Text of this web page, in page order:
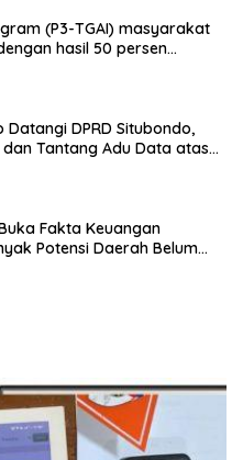
(P3-TGAI) masyarakat
hasil 50 persen
Datangi DPRD Situbondo,
dan Tantang Adu Data atas
Fakta Keuangan
Potensi Daerah Belum